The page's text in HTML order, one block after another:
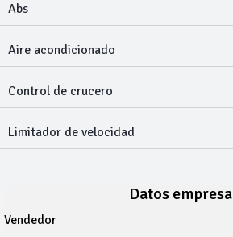
Abs
Aire acondicionado
Control de crucero
Limitador de velocidad
Datos empresa
Vendedor